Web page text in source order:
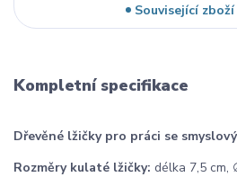
Související zboží
Kompletní specifikace
Dřevěné lžičky pro práci se
Rozměry kulaté lžičky: délka 7,5 cm,